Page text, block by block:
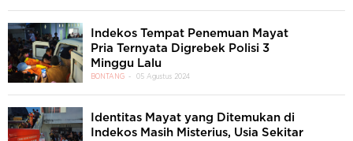
Indekos Tempat Penemuan Mayat
Pria Ternyata Digrebek Polisi 3
Minggu Lalu
BONTANG 05 Agustus 2024
Identitas Mayat yang Ditemukan di
Indekos Masih Misterius, Usia Sekitar